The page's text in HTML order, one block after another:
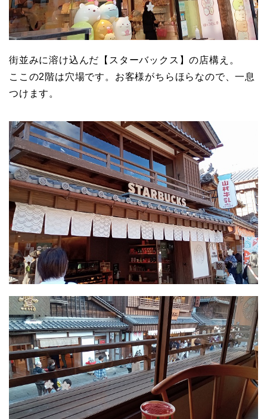
街並みに溶け込んだ【スターバックス】の店構え。
ここの2階は穴場です。お客様がちらほらなので、一息
つけます。